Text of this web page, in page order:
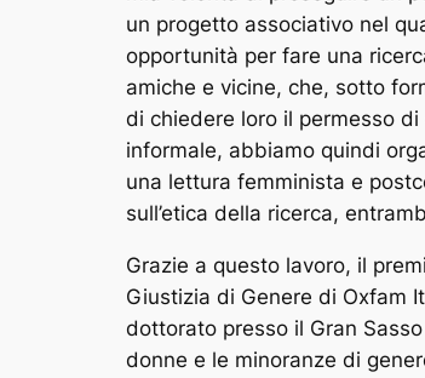
un progetto associativo nel
opportunità per fare una
amiche e vicine, che, sotto
di chiedere loro il permesso
informale, abbiamo quindi
una lettura femminista e
sull’etica della ricerca,
Grazie a questo lavoro, il
Giustizia di Genere di Oxfam
dottorato presso il Gran
donne e le minoranze di